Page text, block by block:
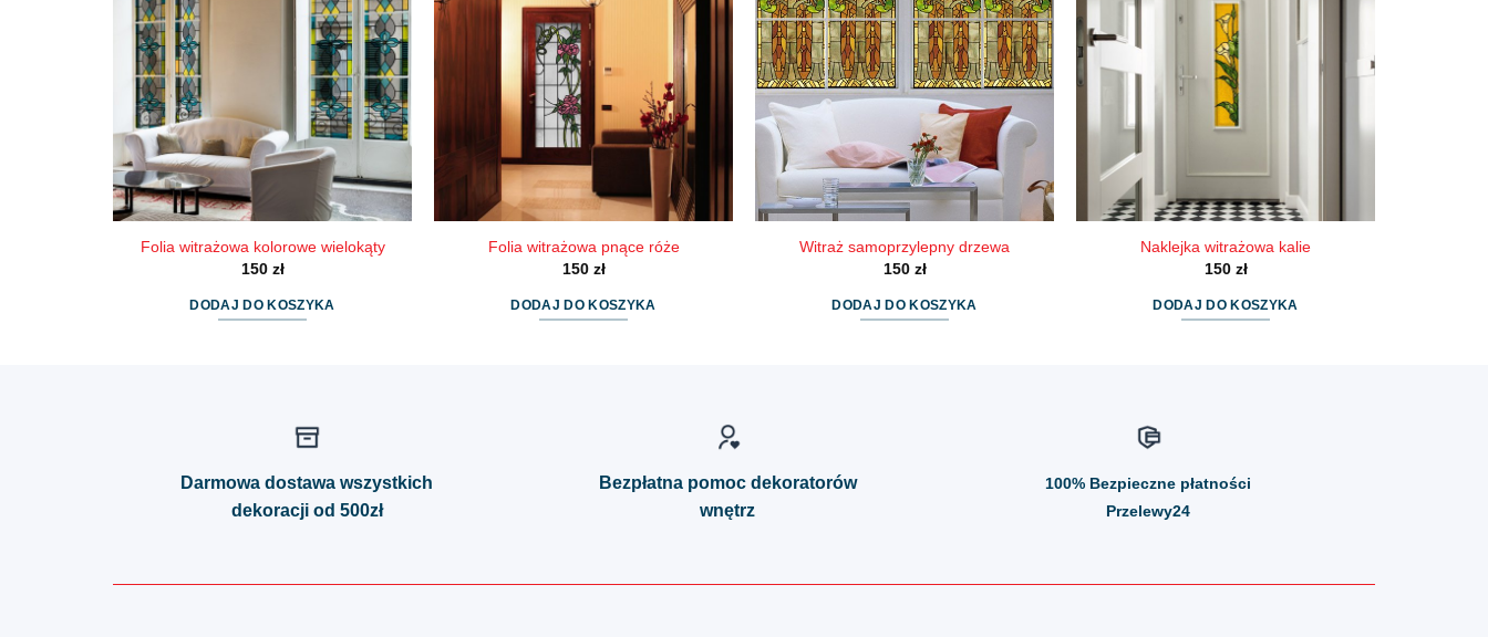
Opcje
wybrać
produktu
Folia witrażowa kolorowe wielokąty
150 zł
DODAJ DO KOSZYKA
Folia witrażowa pnące róże
150 zł
DODAJ DO KOSZYKA
Witraż samoprzylepny drzewa
150 zł
DODAJ DO KOSZYKA
Naklejka witrażowa kalie
150 zł
DODAJ DO KOSZYKA
Darmowa dostawa wszystkich
dekoracji od 500zł
Bezpłatna pomoc dekoratorów
wnętrz
100% Bezpieczne płatności
Przelewy24